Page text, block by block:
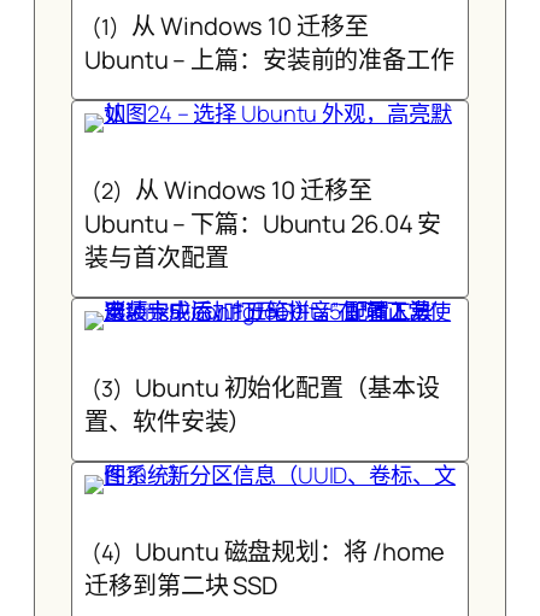
(1) 从 Windows 10 迁移至
Ubuntu – 上篇：安装前的准备工作
(2) 从 Windows 10 迁移至
Ubuntu – 下篇：Ubuntu 26.04 安
装与首次配置
(3) Ubuntu 初始化配置（基本设
置、软件安装）
(4) Ubuntu 磁盘规划：将 /home
迁移到第二块 SSD